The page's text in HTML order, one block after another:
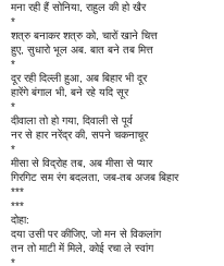
मना रही हैं सोनिया, राहुल की हो खैर
*
शत्रु बनाकर शत्रु को, चारों खाने चित्त
हुए, सुधारो भूल अब. बात बने तब मित्त
*
दूर रही दिल्ली हुआ, अब बिहार भी दूर
हारेंगे बंगाल भी, बने रहे यदि सूर
*
दीवाला तो हो गया, दिवाली से पूर्व
नर से हार नरेंद्र की, सपने चकनाचूर
*
मीसा से विद्रोह तब, अब मीसा से प्यार
गिरगिट सम रंग बदलता, जब-तब अजब बिहार
***
***
दोहा:
दया उसी पर कीजिए, जो मन से विकलांग
तन तो माटी में मिले, कोई रचा ले स्वांग
*